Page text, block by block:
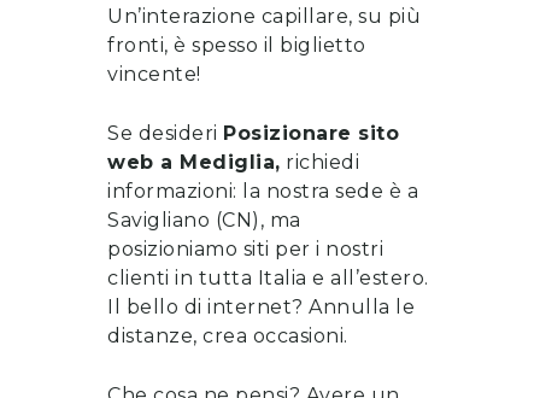
Un’interazione capillare, su più
fronti, è spesso il biglietto
vincente!
Se desideri Posizionare sito
web a Mediglia, richiedi
informazioni: la nostra sede è a
Savigliano (CN), ma
posizioniamo siti per i nostri
clienti in tutta Italia e all’estero.
Il bello di internet? Annulla le
distanze, crea occasioni.